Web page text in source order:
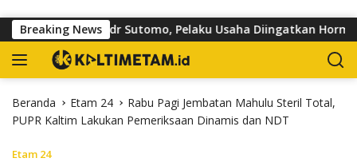
Breaking News
di Jalan dr Sutomo, Pelaku Usaha Diingatkan Hormati Hak
Beranda Etam 24
Rabu Pagi Jembatan Mahulu Steril Total,
PUPR Kaltim Lakukan Pemeriksaan Dinamis dan NDT
Etam 24